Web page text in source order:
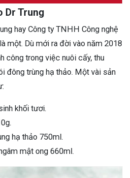
Dr Trung
hay Công ty TNHH Công nghệ
một. Dù mới ra đời vào năm 2018
công trong việc nuôi cấy, thu
đông trùng hạ thảo. Một vài sản
khối tươi.
hạ thảo 750ml.
mật ong 660ml.